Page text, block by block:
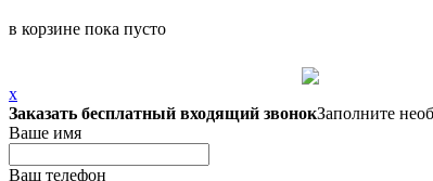
в корзине пока пусто
x
Заказать бесплатный входящий звонокЗаполните
Ваше имя
Ваш телефон